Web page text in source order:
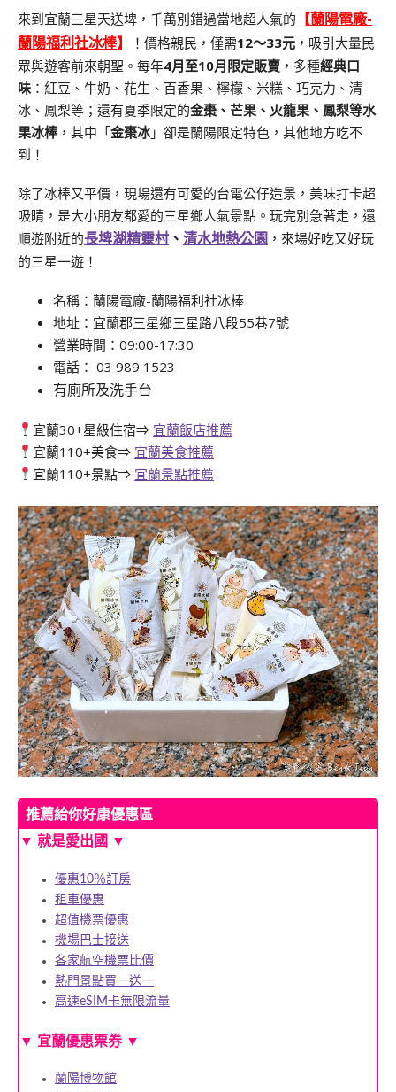
來到宜蘭三星天送埤，千萬別錯過當地超人氣的 【蘭陽電廠-
蘭陽福利社冰棒】 ！價格親民，僅需12～33元 ，吸引大量民
眾與遊客前來朝聖。 每年4月至10月限定販賣 ，多種經典口
味 ：紅豆、牛奶、花生、百香果、檸檬、米糕、巧克力、清
冰、鳳梨等；還有夏季限定的金棗、芒果、火龍果、鳳梨等水
果冰棒，其中「金棗冰」卻是蘭陽限定特色，其他地方吃不
到！
除了冰棒又平價，現場還有可愛的台電公仔造景，美味打卡超
吸睛，是大小朋友都愛的三星鄉人氣景點。玩完別急著走，還
順遊附近的長埤湖精靈村 、 清水地熱公園 ，來場好吃又好玩
的三星一遊！
名稱 ：蘭陽電廠-蘭陽福利社冰棒
地址：宜蘭郡三星鄉三星路八段55巷7號
營業時間：09:00-17:30
電話： 03 989 1523
有廁所及洗手台
宜蘭30+星級住宿⇒ 宜蘭飯店推薦
宜蘭110+美食⇒ 宜蘭美食推薦
宜蘭110+景點⇒ 宜蘭景點推薦
推薦給你好康優惠區
▼ 就是愛出國 ▼
優惠10％訂房
租車優惠
超值機票優惠
機場巴士接送
各家航空機票比價
熱門景點買一送一
高速eSIM卡無限流量
▼ 宜蘭優惠票券 ▼
蘭陽博物館